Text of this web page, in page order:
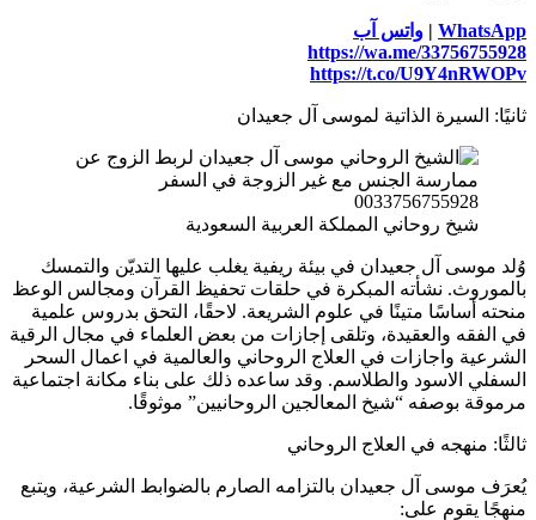
WhatsApp
| واتس آب
https://wa.me/33756755928
https://t.co/U9Y4nRWOPv
ثانيًا: السيرة الذاتية لموسى آل جعيدان
شيخ روحاني المملكة العربية السعودية
وُلد موسى آل جعيدان في بيئة ريفية يغلب عليها التديّن والتمسك
بالموروث. نشأته المبكرة في حلقات تحفيظ القرآن ومجالس الوعظ
منحته أساسًا متينًا في علوم الشريعة. لاحقًا، التحق بدروس علمية
في الفقه والعقيدة، وتلقى إجازات من بعض العلماء في مجال الرقية
الشرعية واجازات في العلاج الروحاني والعالمية في اعمال السحر
السفلي الاسود والطلاسم. وقد ساعده ذلك على بناء مكانة اجتماعية
مرموقة بوصفه “شيخ المعالجين الروحانيين” موثوقًا.
ثالثًا: منهجه في العلاج الروحاني
يُعرَف موسى آل جعيدان بالتزامه الصارم بالضوابط الشرعية، ويتبع
منهجًا يقوم على: